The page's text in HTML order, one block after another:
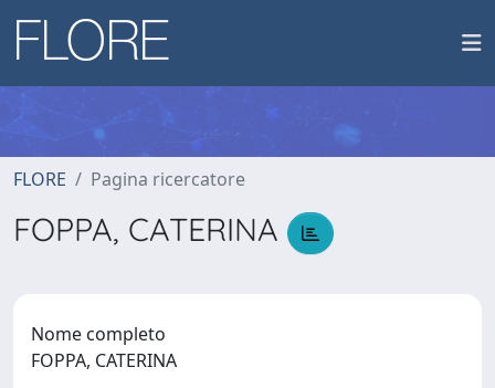
FLORE Pagina ricercatore
FOPPA, CATERINA
Nome completo
FOPPA, CATERINA